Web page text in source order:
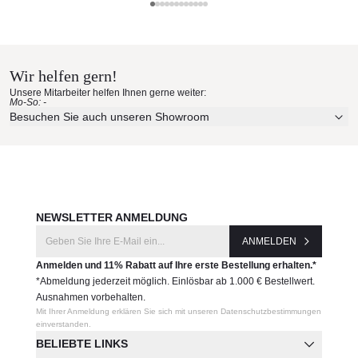
Rückenlehne oder Sitzkissen mit Rücken- und
Armlehnkissen
Hersteller:
Kristalia
Erleben Sie unsere Stoffe und Materialien ganz in Ruhe in
Ihren eigenen vier Wänden.
Aktuelle Originalstoffe des Herstellers
Wir helfen gern!
Unsere Mitarbeiter helfen Ihnen gerne weiter:
Mo-So: -
Besuchen Sie auch unseren Showroom
BELIEBTE LINKS
NEWSLETTER ANMELDUNG
ANMELDEN
Anmelden und 11% Rabatt auf Ihre erste Bestellung erhalten.*
*Abmeldung jederzeit möglich. Einlösbar ab 1.000 € Bestellwert.
Ausnahmen vorbehalten.
Mit Ihrer Anmeldung erklären Sie sich mit unseren Datenschutzbestimmungen
einverstanden.